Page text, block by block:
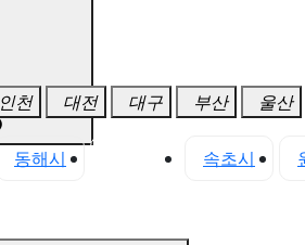
인천 대전 대구 부산 울산
동해시 속초시